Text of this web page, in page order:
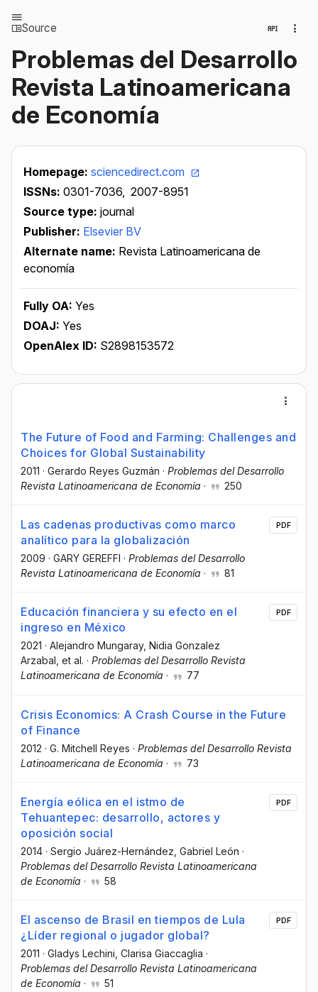
Source
Problemas del Desarrollo
Revista Latinoamericana
de Economía
Homepage: sciencedirect.com
ISSNs: 0301-7036, 2007-8951
Source type: journal
Publisher: Elsevier BV
Alternate name: Revista Latinoamericana de
economía
Fully OA: Yes
DOAJ: Yes
OpenAlex ID: S2898153572
The Future of Food and Farming: Challenges and
Choices for Global Sustainability
2011 · Gerardo Reyes Guzmán · Problemas del Desarrollo
Revista Latinoamericana de Economía · 250
Las cadenas productivas como marco
analítico para la globalización
2009 · GARY GEREFFI · Problemas del Desarrollo
Revista Latinoamericana de Economía · 81
PDF
Educación financiera y su efecto en el
ingreso en México
2021 · Alejandro Mungaray, Nidia Gonzalez
Arzabal , et al. · Problemas del Desarrollo Revista
Latinoamericana de Economía · 77
PDF
Crisis Economics: A Crash Course in the Future
of Finance
2012 · G. Mitchell Reyes · Problemas del Desarrollo Revista
Latinoamericana de Economía · 73
Energía eólica en el istmo de
Tehuantepec: desarrollo, actores y
oposición social
2014 · Sergio Juárez-Hernández , Gabriel León ·
Problemas del Desarrollo Revista Latinoamericana
de Economía · 58
PDF
El ascenso de Brasil en tiempos de Lula
¿Líder regional o jugador global?
2011 · Gladys Lechini , Clarisa Giaccaglia ·
Problemas del Desarrollo Revista Latinoamericana
de Economía · 51
PDF